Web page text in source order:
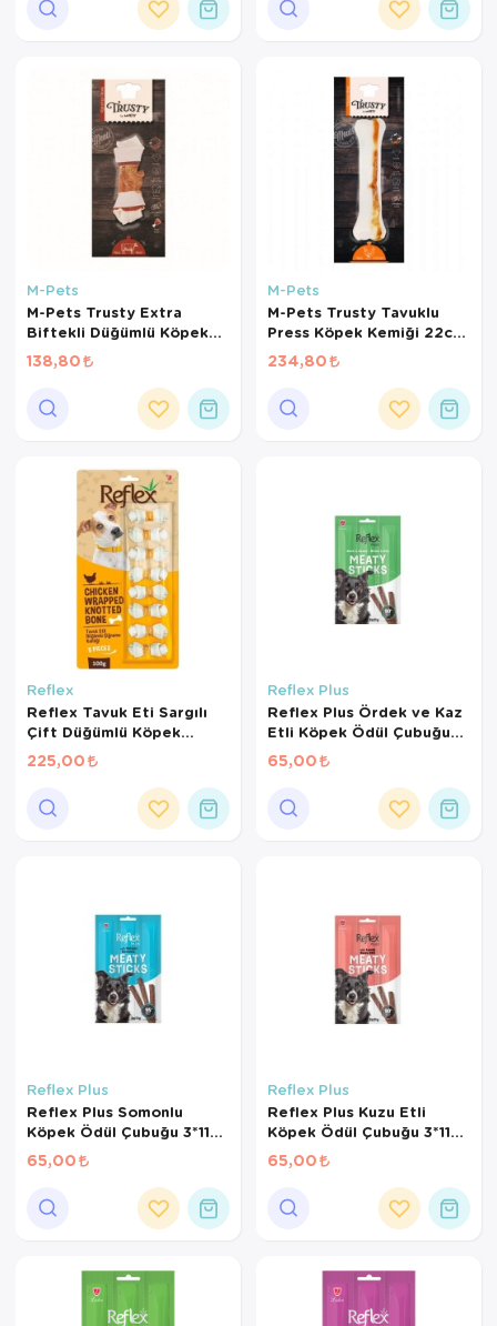
M-Pets
M-Pets Trusty Extra
Biftekli Düğümlü Köpek
Kemiği 12cm 55gr
138,80
M-Pets
M-Pets Trusty Tavuklu
Press Köpek Kemiği 22cm
130gr
234,80
Reflex
Reflex Tavuk Eti Sargılı
Çift Düğümlü Köpek
Çiğneme Kemiği 100gr
(8'li)
225,00
Reflex Plus
Reflex Plus Ördek ve Kaz
Etli Köpek Ödül Çubuğu
3*11 Gr
65,00
Reflex Plus
Reflex Plus Somonlu
Köpek Ödül Çubuğu 3*11
Gr
65,00
Reflex Plus
Reflex Plus Kuzu Etli
Köpek Ödül Çubuğu 3*11
Gr
65,00